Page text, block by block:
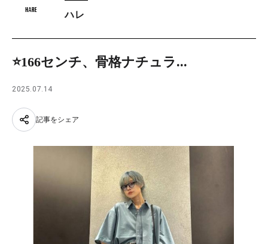
TAX FREE
日本語 ハレ
⭐️166センチ、骨格ナチュラ...
2025.07.14
記事をシェア